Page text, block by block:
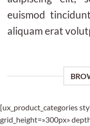
euismod
aliquam erat
[ux_product_categories
grid_height=»300px»